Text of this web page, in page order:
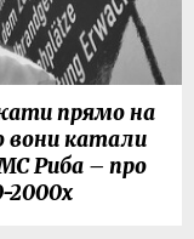
прямо на
вони катали
Риба – про
2000х